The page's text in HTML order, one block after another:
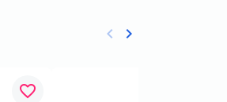
favorite_border
Anterior
keyboard_arrow_left Siguiente
keyboard_arrow_right